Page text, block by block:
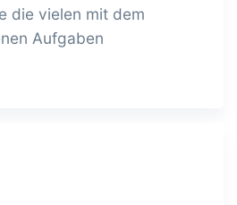
die vielen mit dem
Aufgaben